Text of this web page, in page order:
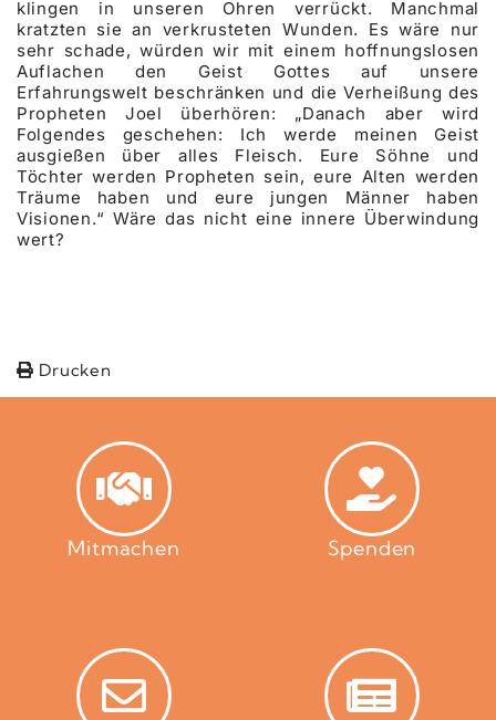
klingen in unseren Ohren verrückt. Manchmal
kratzten sie an verkrusteten Wunden. Es wäre nur
sehr schade, würden wir mit einem hoffnungslosen
Auflachen den Geist Gottes auf unsere
Erfahrungswelt beschränken und die Verheißung des
Propheten Joel überhören: „Danach aber wird
Folgendes geschehen: Ich werde meinen Geist
ausgießen über alles Fleisch. Eure Söhne und
Töchter werden Propheten sein, eure Alten werden
Träume haben und eure jungen Männer haben
Visionen.“ Wäre das nicht eine innere Überwindung
wert?
Drucken
Mitmachen Spenden